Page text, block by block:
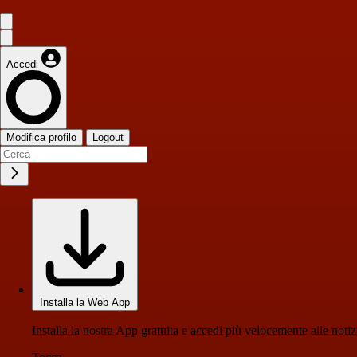
Accedi
Modifica profilo Logout
Installa la Web App
Installa la nostra App gratuita e accedi più velocemente alle